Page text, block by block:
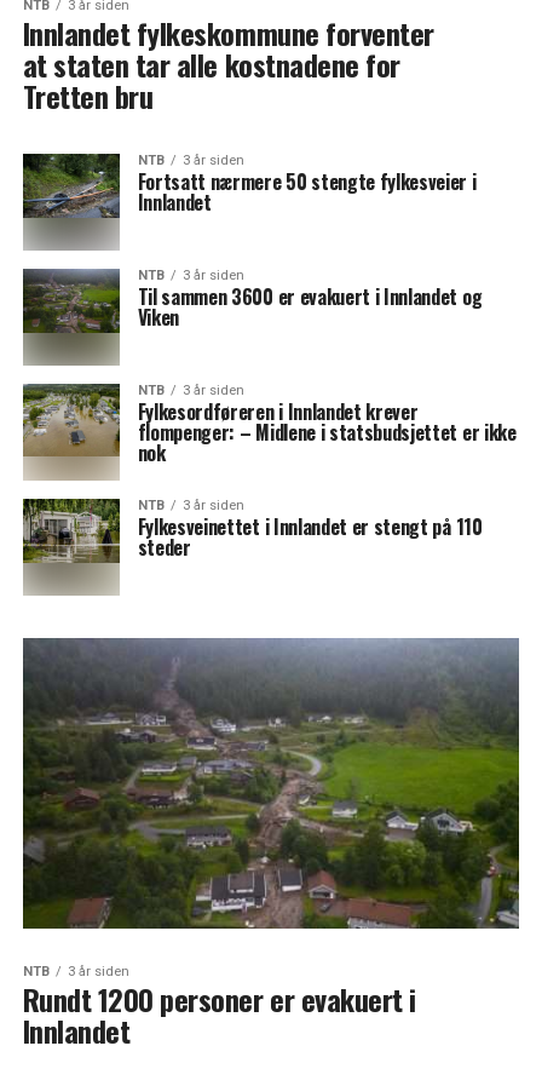
NTB 3 år siden
Innlandet fylkeskommune forventer
at staten tar alle kostnadene for
Tretten bru
NTB 3 år siden
Fortsatt nærmere 50 stengte fylkesveier i
Innlandet
NTB 3 år siden
Til sammen 3600 er evakuert i Innlandet og
Viken
NTB 3 år siden
Fylkesordføreren i Innlandet krever
flompenger: – Midlene i statsbudsjettet er ikke
nok
NTB 3 år siden
Fylkesveinettet i Innlandet er stengt på 110
steder
NTB 3 år siden
Rundt 1200 personer er evakuert i
Innlandet